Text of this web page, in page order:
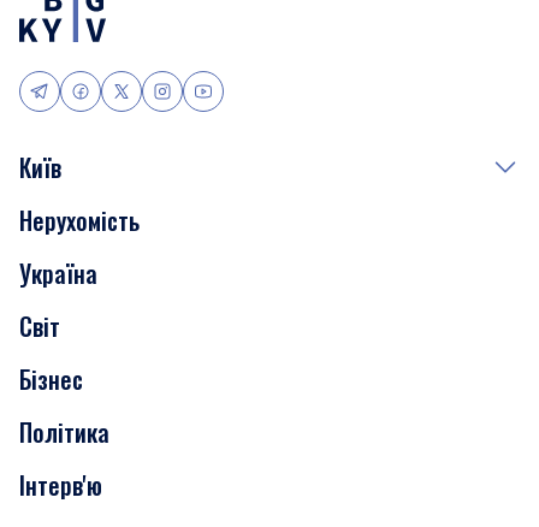
Київ
Події
Скандали
Нерухомість
Транспорт
Нерухомість
Україна
Світ
Бізнес
Політика
Інтерв'ю